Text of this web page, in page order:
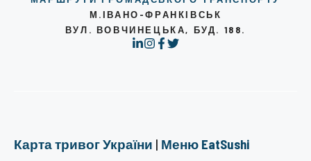
М.ІВАНО-ФРАНКІВСЬК
ВУЛ. ВОВЧИНЕЦЬКА, БУД. 188.
Карта тривог України | Меню EatSushi